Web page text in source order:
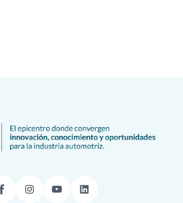
Facebook
Instagram
YouTubeLinkedIn